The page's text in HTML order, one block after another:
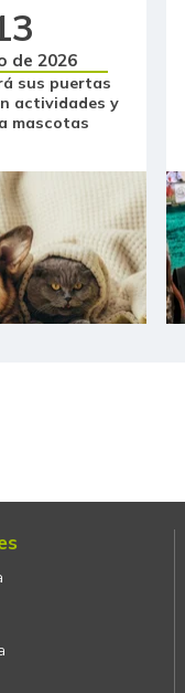
de 2026
sus puertas
actividades y
mascotas